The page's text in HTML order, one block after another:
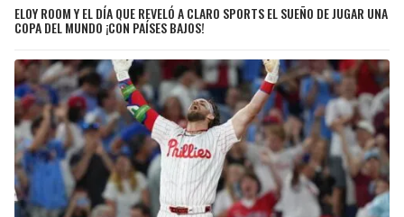
ELOY ROOM Y EL DÍA QUE REVELÓ A CLARO SPORTS EL SUEÑO DE JUGAR UNA
COPA DEL MUNDO ¡CON PAÍSES BAJOS!